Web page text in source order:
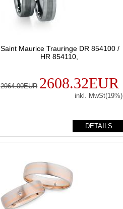
Saint Maurice Trauringe DR 854100 /
HR 854110,
2964.00EUR 2608.32EUR
inkl. MwSt(19%)
DETAILS